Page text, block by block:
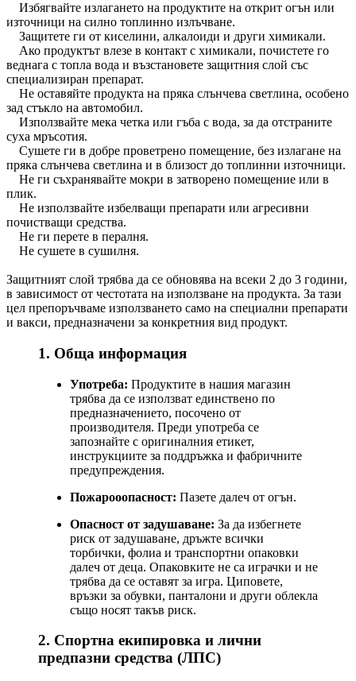
Избягвайте излагането на продуктите на открит огън или
източници на силно топлинно излъчване.
Защитете ги от киселини, алкалоиди и други химикали.
Ако продуктът влезе в контакт с химикали, почистете го
веднага с топла вода и възстановете защитния слой със
специализиран препарат.
Не оставяйте продукта на пряка слънчева светлина, особено
зад стъкло на автомобил.
Използвайте мека четка или гъба с вода, за да отстраните
суха мръсотия.
Сушете ги в добре проветрено помещение, без излагане на
пряка слънчева светлина и в близост до топлинни източници.
Не ги съхранявайте мокри в затворено помещение или в
плик.
Не използвайте избелващи препарати или агресивни
почистващи средства.
Не ги перете в пералня.
Не сушете в сушилня.
Защитният слой трябва да се обновява на всеки 2 до 3 години,
в зависимост от честотата на използване на продукта. За тази
цел препоръчваме използването само на специални препарати
и вакси, предназначени за конкретния вид продукт.
1. Обща информация
Употреба: Продуктите в нашия магазин
трябва да се използват единствено по
предназначението, посочено от
производителя. Преди употреба се
запознайте с оригиналния етикет,
инструкциите за поддръжка и фабричните
предупреждения.
Пожарооопасност: Пазете далеч от огън.
Опасност от задушаване: За да избегнете
риск от задушаване, дръжте всички
торбички, фолиа и транспортни опаковки
далеч от деца. Опаковките не са играчки и не
трябва да се оставят за игра. Циповете,
връзки за обувки, панталони и други облекла
също носят такъв риск.
2. Спортна екипировка и лични
предпазни средства (ЛПС)